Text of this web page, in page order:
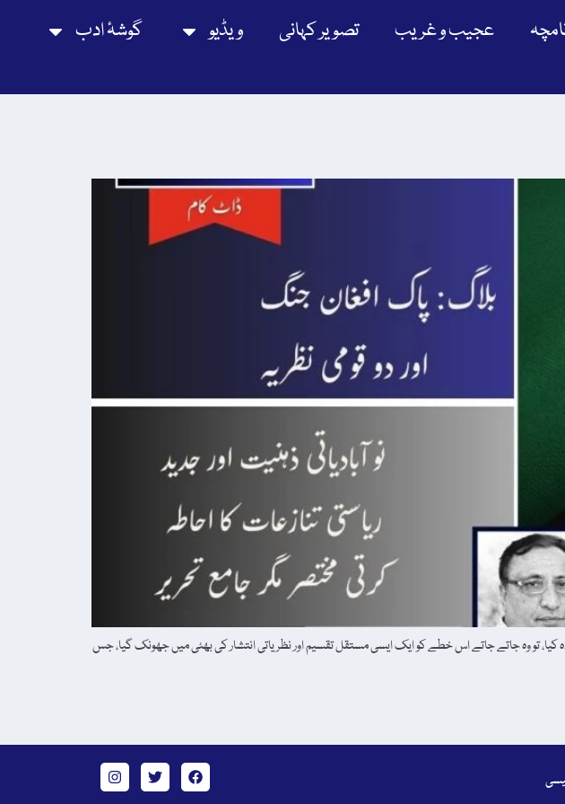
عجیب و غریب تصویر کہانی ویڈیو گوشۂ ادب
تو وہ جاتے جاتے اس خطے کو ایک ایسی مستقل تقسیم اور نظریاتی انتشار کی بھٹی میں جھونک گیا، جس